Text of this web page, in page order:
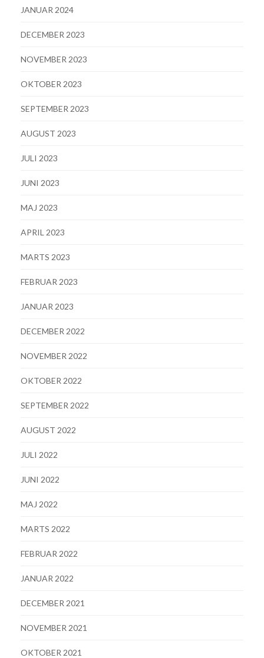
JANUAR 2024
DECEMBER 2023
NOVEMBER 2023
OKTOBER 2023
SEPTEMBER 2023
AUGUST 2023
JULI 2023
JUNI 2023
MAJ 2023
APRIL 2023
MARTS 2023
FEBRUAR 2023
JANUAR 2023
DECEMBER 2022
NOVEMBER 2022
OKTOBER 2022
SEPTEMBER 2022
AUGUST 2022
JULI 2022
JUNI 2022
MAJ 2022
MARTS 2022
FEBRUAR 2022
JANUAR 2022
DECEMBER 2021
NOVEMBER 2021
OKTOBER 2021